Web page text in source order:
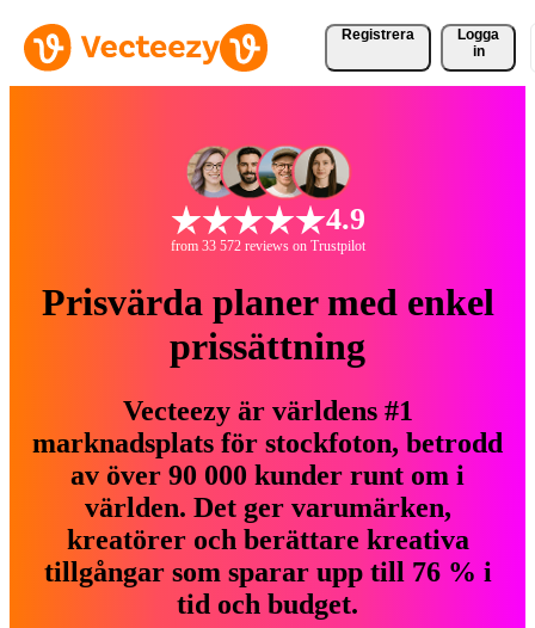
Registrera
Logga
in
4.9
from 33 572 reviews on Trustpilot
Prisvärda planer med enkel
prissättning
Vecteezy är världens #1
marknadsplats för stockfoton, betrodd
av över 90 000 kunder runt om i
världen. Det ger varumärken,
kreatörer och berättare kreativa
tillgångar som sparar upp till 76 % i
tid och budget.